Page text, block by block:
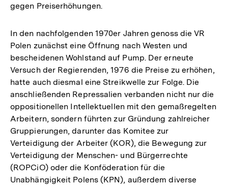
gegen Preiserhöhungen.
In den nachfolgenden 1970er Jahren genoss die VR
Polen zunächst eine Öffnung nach Westen und
bescheidenen Wohlstand auf Pump. Der erneute
Versuch der Regierenden, 1976 die Preise zu erhöhen,
hatte auch diesmal eine Streikwelle zur Folge. Die
anschließenden Repressalien verbanden nicht nur die
oppositionellen Intellektuellen mit den gemaßregelten
Arbeitern, sondern führten zur Gründung zahlreicher
Gruppierungen, darunter das Komitee zur
Verteidigung der Arbeiter (KOR), die Bewegung zur
Verteidigung der Menschen- und Bürgerrechte
(ROPCiO) oder die Konföderation für die
Unabhängigkeit Polens (KPN), außerdem diverse